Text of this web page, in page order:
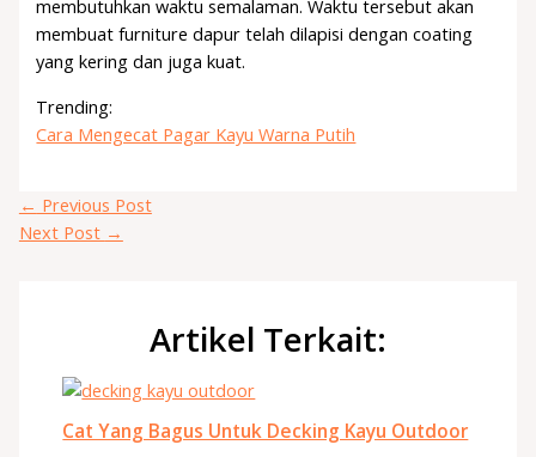
membutuhkan waktu semalaman. Waktu tersebut akan
membuat furniture dapur telah dilapisi dengan coating
yang kering dan juga kuat.
Trending:
Cara Mengecat Pagar Kayu Warna Putih
← Previous Post
Next Post →
Artikel Terkait:
Cat Yang Bagus Untuk Decking Kayu Outdoor